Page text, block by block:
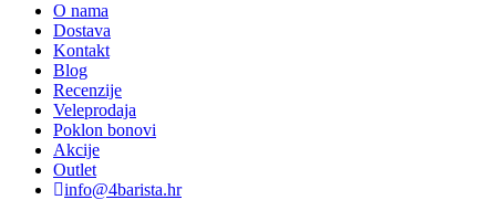
O nama
Dostava
Kontakt
Blog
Recenzije
Veleprodaja
Poklon bonovi
Akcije
Outlet
info@4barista.hr